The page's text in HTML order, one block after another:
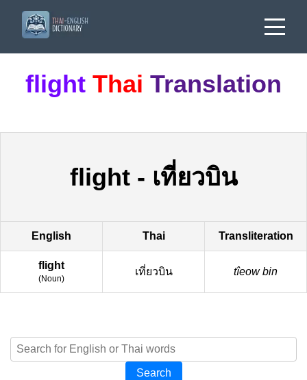
flight Thai Translation
flight- เที่ยวบิน
English Thai Transliteration
flight
(Noun)
เที่ยวบิน tîeow bin
Search